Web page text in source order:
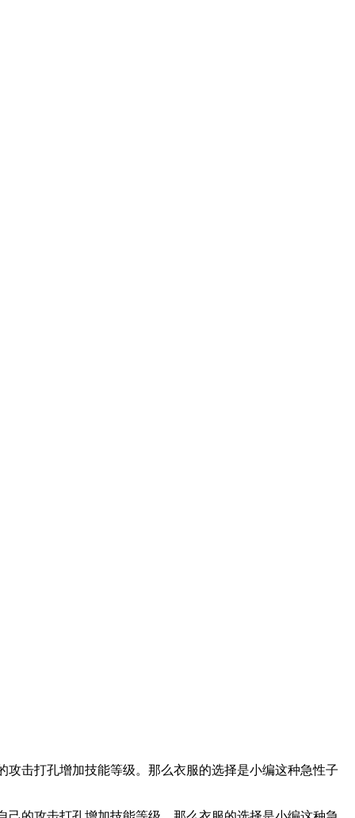
击打孔增加技能等级。那么衣服的选择是小编这种急性子